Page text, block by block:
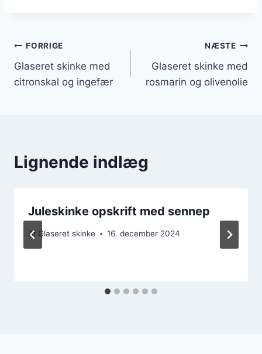
Indlægsnavigation
FORRIGE
Glaseret skinke med
citronskal og ingefær
NÆSTE
Glaseret skinke med
rosmarin og olivenolie
Lignende indlæg
Juleskinke opskrift med sennep
Af Glaseret skinke 16. december 2024